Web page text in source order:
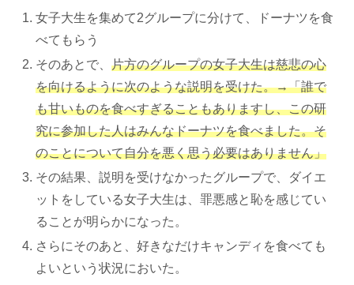
女子大生を集めて2グループに分けて、ドーナツを食
べてもらう
そのあとで、片方のグループの女子大生は慈悲の心
を向けるように次のような説明を受けた。→「誰で
も甘いものを食べすぎることもありますし、この研
究に参加した人はみんなドーナツを食べました。そ
のことについて自分を悪く思う必要はありません」
その結果、説明を受けなかったグループで、ダイエ
ットをしている女子大生は、罪悪感と恥を感じてい
ることが明らかになった。
さらにそのあと、好きなだけキャンディを食べても
よいという状況においた。